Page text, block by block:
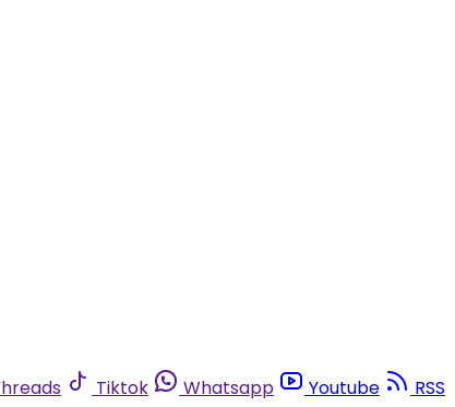
Tiktok Whatsapp Youtube
RSS